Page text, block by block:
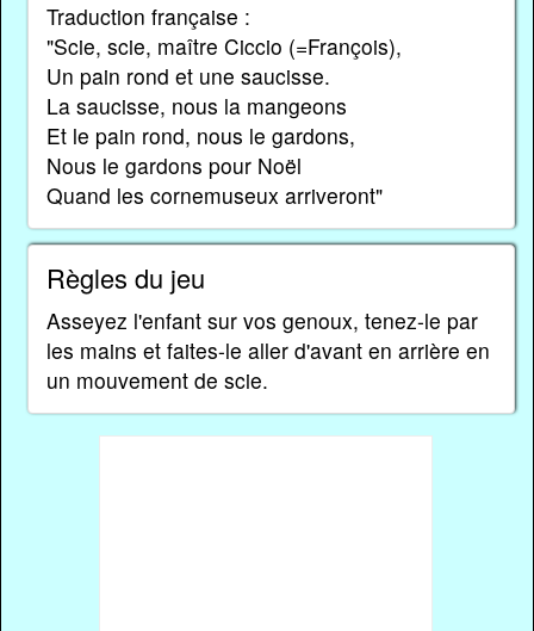
Traduction française :
"Scie, scie, maître Ciccio (=François),
Un pain rond et une saucisse.
La saucisse, nous la mangeons
Et le pain rond, nous le gardons,
Nous le gardons pour Noël
Quand les cornemuseux arriveront"
Règles du jeu
Asseyez l'enfant sur vos genoux, tenez-le par
les mains et faites-le aller d'avant en arrière en
un mouvement de scie.